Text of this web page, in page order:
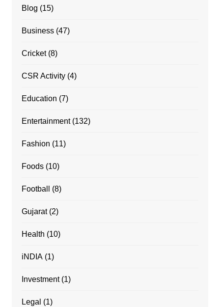
Blog (15)
Business(47)
Cricket(8)
CSR Activity(4)
Education (7)
Entertainment(132)
Fashion (11)
Foods(10)
Football (8)
Gujarat(2)
Health (10)
iNDIA(1)
Investment(1)
Legal (1)